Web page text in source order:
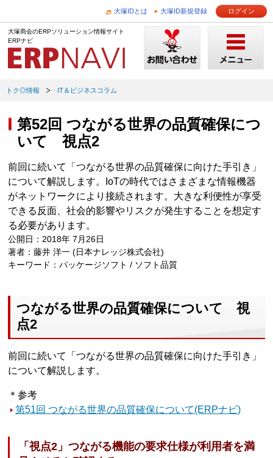
大塚IDとは 大塚ID新規登録 ログイン
大塚商会のERPソリューション情報サイト
ERPナビ
トク◎情報 IT＆ビジネスコラム
第52回 つながる世界の品質確保につ
いて 視点2
前回に続いて「つながる世界の品質確保に向けた手引き」
について解説します。IoTの時代ではさまざまな情報機器
がネットワークにより接続されます。大きな利便性が享受
できる反面、社会的影響やリスクが発生することを想定す
る必要があります。
公開日：2018年 7月26日
著者：藤井 洋一 (日本ナレッジ株式会社)
キーワード：パッケージソフト / ソフト品質
つながる世界の品質確保について 視
点2
前回に続いて「つながる世界の品質確保に向けた手引き」
について解説します。
＊参考
第51回 つながる世界の品質確保について(ERPナビ)
「視点2」つながる機能の要求仕様が利用者を満